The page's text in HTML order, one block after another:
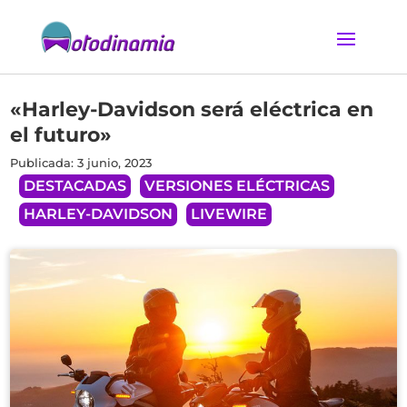
«Harley-Davidson será eléctrica en
el futuro»
Publicada: 3 junio, 2023
DESTACADAS
VERSIONES ELÉCTRICAS
HARLEY-DAVIDSON
LIVEWIRE